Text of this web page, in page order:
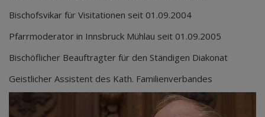
Bischofsvikar für Visitationen seit 01.09.2004
Pfarrmoderator in Innsbruck Mühlau seit 01.09.2005
Bischöflicher Beauftragter für den Ständigen Diakonat
Geistlicher Assistent des Kath. Familienverbandes